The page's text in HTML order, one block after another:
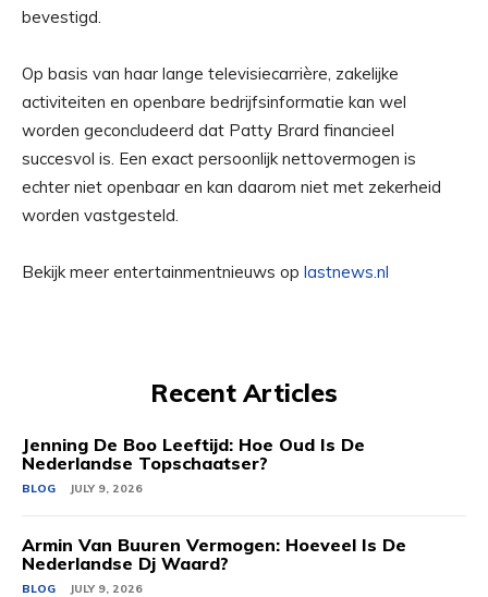
bevestigd.
Op basis van haar lange televisiecarrière, zakelijke
activiteiten en openbare bedrijfsinformatie kan wel
worden geconcludeerd dat Patty Brard financieel
succesvol is. Een exact persoonlijk nettovermogen is
echter niet openbaar en kan daarom niet met zekerheid
worden vastgesteld.
Bekijk meer entertainmentnieuws op lastnews.nl
Recent Articles
Jenning De Boo Leeftijd: Hoe Oud Is De
Nederlandse Topschaatser?
BLOG JULY 9, 2026
Armin Van Buuren Vermogen: Hoeveel Is De
Nederlandse Dj Waard?
BLOG JULY 9, 2026